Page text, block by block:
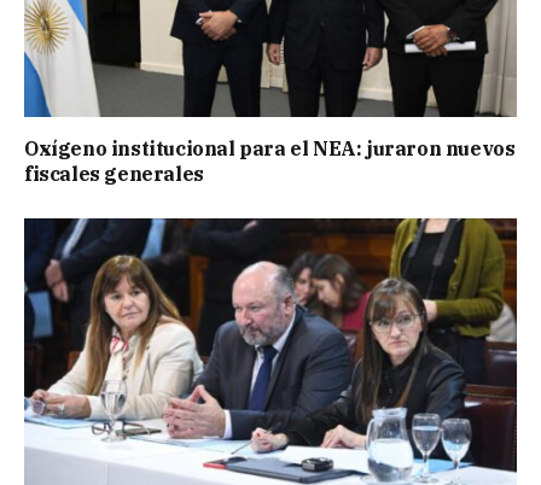
Oxígeno institucional para el NEA: juraron nuevos
fiscales generales